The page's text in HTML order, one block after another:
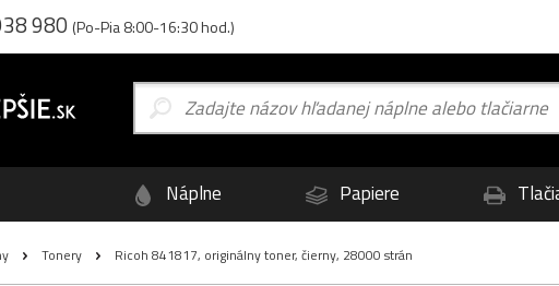
980 (Po-Pia 8:00-16:30 hod.)
Náplne Papiere
Tonery Ricoh 841817, originálny toner, čierny, 28000 strán